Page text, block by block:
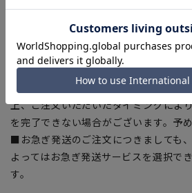
■ブラウザやお使いのモニター環境、
加減により、実際の商品と掲載画像の
います。
■店舗や各モールサイトと商品在庫を
上、ご注文いただいたタイミングによ
を完了できない場合がございます。予
■お急ぎ発送のご注文につきましても
よってはお急ぎ発送サービスを選択で
す。